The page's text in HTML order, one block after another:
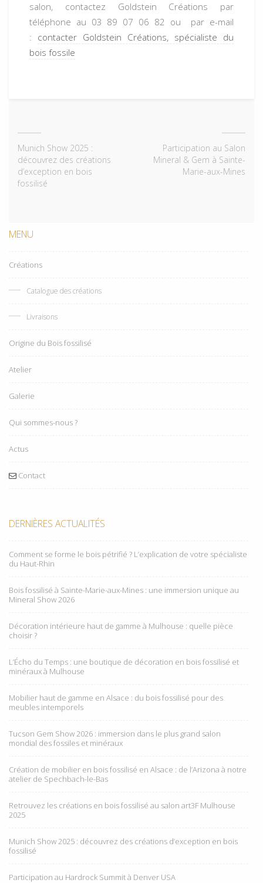
salon, contactez Goldstein Créations par
téléphone au 03 89 07 06 82 ou par e-mail
: contacter Goldstein Créations, spécialiste du
bois fossile
Munich Show 2025 :
découvrez des créations
d’exception en bois
fossilisé
Participation au Salon
Mineral & Gem à Sainte-
Marie-aux-Mines
MENU
Créations
Catalogue des créations
Livraisons
Origine du Bois fossilisé
Atelier
Galerie
Qui sommes-nous ?
Actus
Contact
DERNIÈRES ACTUALITÉS
Comment se forme le bois pétrifié ? L’explication de votre spécialiste
du Haut-Rhin
Bois fossilisé à Sainte-Marie-aux-Mines : une immersion unique au
Mineral Show 2026
Décoration intérieure haut de gamme à Mulhouse : quelle pièce
choisir ?
L’Écho du Temps : une boutique de décoration en bois fossilisé et
minéraux à Mulhouse
Mobilier haut de gamme en Alsace : du bois fossilisé pour des
meubles intemporels
Tucson Gem Show 2026 : immersion dans le plus grand salon
mondial des fossiles et minéraux
Création de mobilier en bois fossilisé en Alsace : de l’Arizona à notre
atelier de Spechbach-le-Bas
Retrouvez les créations en bois fossilisé au salon art3F Mulhouse
2025
Munich Show 2025 : découvrez des créations d’exception en bois
fossilisé
Participation au Hardrock Summit à Denver USA